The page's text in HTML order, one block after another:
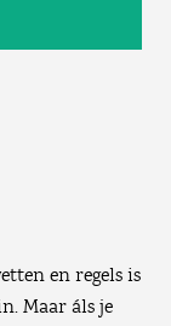
en regels is
Maar áls je